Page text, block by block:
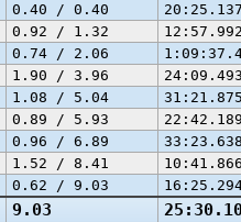
9.03
0.40 / 0.40
0.92 / 1.32
0.74 / 2.06
1.90 / 3.96
1.08 / 5.04
0.89 / 5.93
0.96 / 6.89
1.52 / 8.41
0.62 / 9.03